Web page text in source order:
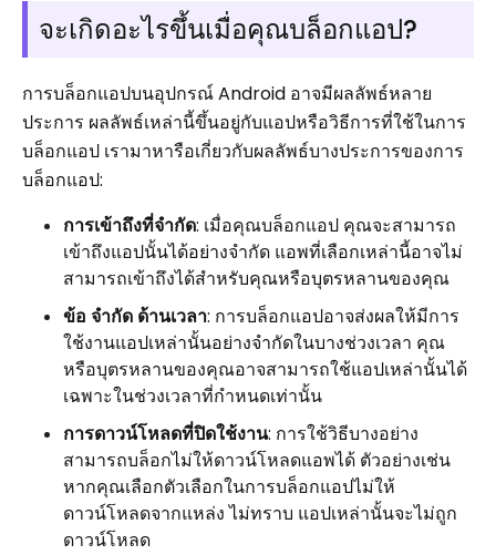
จะเกิดอะไรขึ้นเมื่อคุณบล็อกแอป?
การบล็อกแอปบนอุปกรณ์ Android อาจมีผลลัพธ์หลาย
ประการ ผลลัพธ์เหล่านี้ขึ้นอยู่กับแอปหรือวิธีการที่ใช้ในการ
บล็อกแอป เรามาหารือเกี่ยวกับผลลัพธ์บางประการของการ
บล็อกแอป:
การเข้าถึงที่จำกัด: เมื่อคุณบล็อกแอป คุณจะสามารถ
เข้าถึงแอปนั้นได้อย่างจำกัด แอพที่เลือกเหล่านี้อาจไม่
สามารถเข้าถึงได้สำหรับคุณหรือบุตรหลานของคุณ
ข้อ จำกัด ด้านเวลา: การบล็อกแอปอาจส่งผลให้มีการ
ใช้งานแอปเหล่านั้นอย่างจำกัดในบางช่วงเวลา คุณ
หรือบุตรหลานของคุณอาจสามารถใช้แอปเหล่านั้นได้
เฉพาะในช่วงเวลาที่กำหนดเท่านั้น
การดาวน์โหลดที่ปิดใช้งาน: การใช้วิธีบางอย่าง
สามารถบล็อกไม่ให้ดาวน์โหลดแอพได้ ตัวอย่างเช่น
หากคุณเลือกตัวเลือกในการบล็อกแอปไม่ให้
ดาวน์โหลดจากแหล่ง ไม่ทราบ แอปเหล่านั้นจะไม่ถูก
ดาวน์โหลด